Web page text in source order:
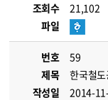
조회수
21,102
파일
번호
59
제목
한국철
작성일
2014-